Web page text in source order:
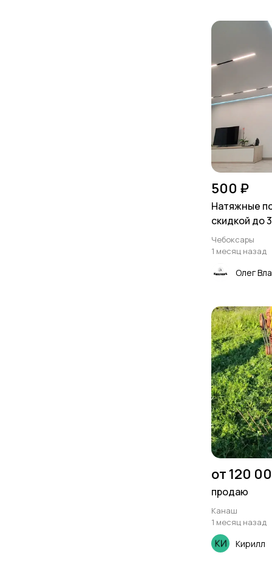
500 ₽
Натяжные
скидкой до
Чебоксары
1 месяц назад
Олег
от 120
продаю
Канаш
1 месяц назад
Кирилл